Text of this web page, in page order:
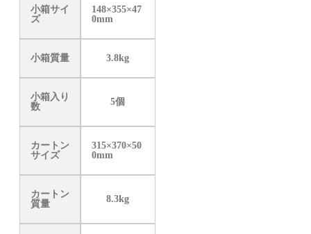
小箱サイ
ズ
148×355×47
0mm
小箱質量 3.8kg
小箱入り
数
5個
カートン
サイズ
315×370×50
0mm
カートン
質量
8.3kg